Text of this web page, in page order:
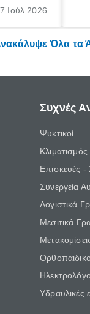
Ιούλ 2026
Όλα τα
Συχνές
Ψυκτικοί
Κλιματισμός
Επισκευές
Συνεργεία
Λογιστικά
Μεσιτικά
Υδραυλικές